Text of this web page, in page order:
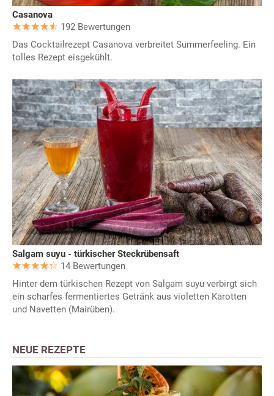
Casanova
192 Bewertungen
Das Cocktailrezept Casanova verbreitet Summerfeeling. Ein
tolles Rezept eisgekühlt.
Salgam suyu - türkischer Steckrübensaft
14 Bewertungen
Hinter dem türkischen Rezept von Salgam suyu verbirgt sich
ein scharfes fermentiertes Getränk aus violetten Karotten
und Navetten (Mairüben).
NEUE REZEPTE